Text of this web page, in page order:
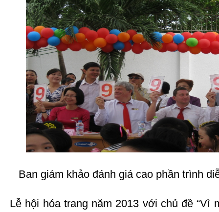
Ban giám khảo đánh giá cao phần trình
Lễ hội hóa trang năm 2013 với chủ đề “Vì